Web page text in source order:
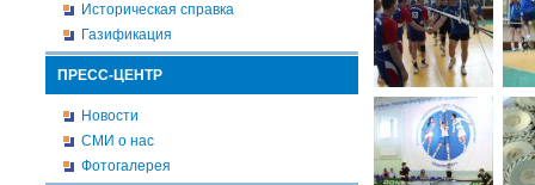
Историческая справка
Газификация
ПРЕСС-ЦЕНТР
Новости
СМИ о нас
Фотогалерея